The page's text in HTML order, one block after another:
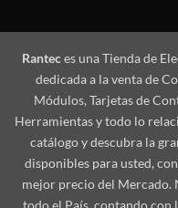
Ranteces una Tienda de
dedicada a la venta de
Módulos, Tarjetas de
Herramientas y todo lo
catálogo y descubra la
disponibles para usted,
mejor precio del Mercado.
todo el País, contando con